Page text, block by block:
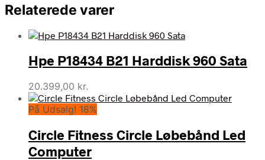
Relaterede varer
Hpe P18434 B21 Harddisk 960 Sata
20.399,00 kr.
På Udsalg! 18%
Circle Fitness Circle Løbebånd Led
Computer